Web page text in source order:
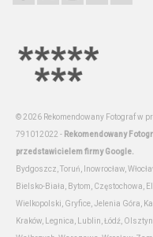
© 2026 Rekomendowany Fotograf w
791012022 - Rekomendowany
przedstawicielem firmy Google.
Bydgoszcz, Toruń, Inowrocław,
Bielsko-Biała, Bytom, Częstochowa,
Wielkopolski, Gryfice, Jelenia Góra,
Kraków, Legnica, Lublin, Łódź,